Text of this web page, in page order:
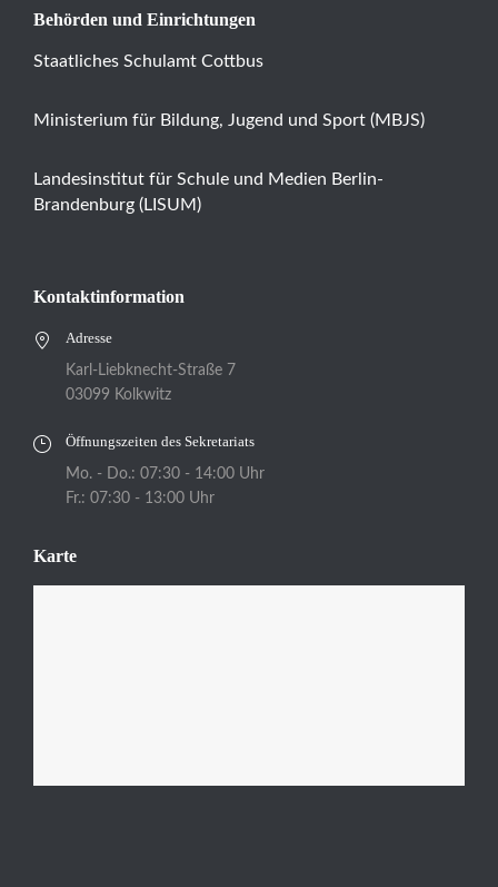
Behörden und Einrichtungen
Staatliches Schulamt Cottbus
Ministerium für Bildung, Jugend und Sport (MBJS)
Landesinstitut für Schule und Medien Berlin-
Brandenburg (LISUM)
Kontaktinformation
Adresse
Karl-Liebknecht-Straße 7
03099 Kolkwitz
Öffnungszeiten des Sekretariats
Mo. - Do.: 07:30 - 14:00 Uhr
Fr.: 07:30 - 13:00 Uhr
Karte